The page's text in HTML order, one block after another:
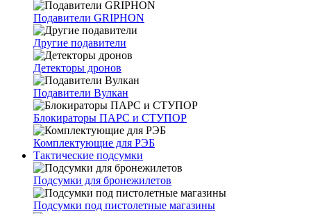
Подавители GRIPHON
Другие подавители
Детекторы дронов
Подавители Вулкан
Блокираторы ПАРС и СТУПОР
Комплектующие для РЭБ
Тактические подсумки
Подсумки для бронежилетов
Подсумки под пистолетные магазины